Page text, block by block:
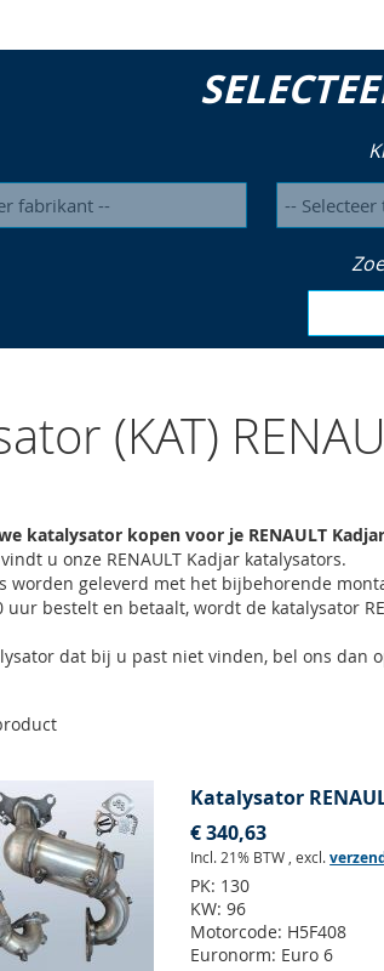
(KAT)
katalysator kopen voor je RENAULT
u onze RENAULT Kadjar katalysators.
worden geleverd met het bijbehorende
uur bestelt en betaalt, wordt de katalysator
dat bij u past niet vinden, bel ons dan
Katalysator
€ 340,63
Incl. 21% BTW ,excl.
PK: 130
KW:96
Motorcode: H5F408
Euronorm: Euro 6